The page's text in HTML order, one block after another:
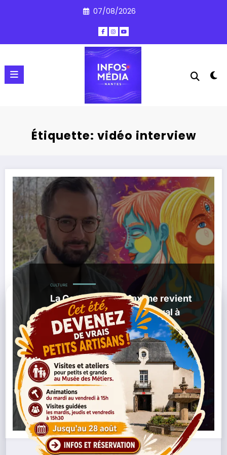
07/08/2026
Étiquette: vidéo interview
CULTURE
La Corde Raide : Maxime revient
sur les coulisses du festival à
Pont-Château
01/04/2026 Culture Nantes,Événement Culturel
Nantes, Festival La Corde Raide,Festival Nantes
Média Nantes
Interview Fondateur Festival,Interview
Maxime,Vidéo Interview
Lire la suite